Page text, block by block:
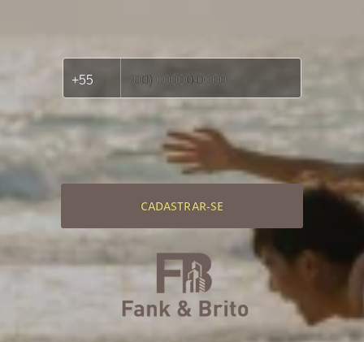
CADASTRAR-SE